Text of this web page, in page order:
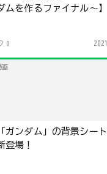
ムを作るファイナル～】
0
画
「ガンダム」の背景シー
登場！